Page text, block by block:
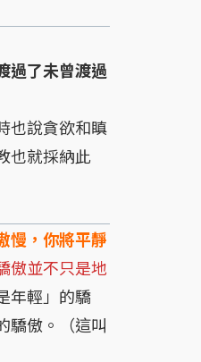
過了未曾渡過
也說貪欲和瞋
也就採納此
慢，你將平靜
傲並不只是地
年輕」的驕
驕傲。（這叫